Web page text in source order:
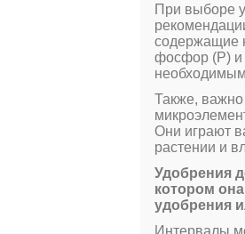
При выборе
содержащие
фосфор (P) и
Также,
Они играют
растении и
Удобрения
котором
удобрения
Интервалы